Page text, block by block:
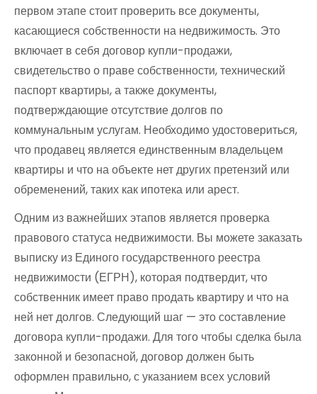
первом этапе стоит проверить все документы,
касающиеся собственности на недвижимость. Это
включает в себя договор купли-продажи,
свидетельство о праве собственности, технический
паспорт квартиры, а также документы,
подтверждающие отсутствие долгов по
коммунальным услугам. Необходимо удостовериться,
что продавец является единственным владельцем
квартиры и что на объекте нет других претензий или
обременений, таких как ипотека или арест.
Одним из важнейших этапов является проверка
правового статуса недвижимости. Вы можете заказать
выписку из Единого государственного реестра
недвижимости (ЕГРН), которая подтвердит, что
собственник имеет право продать квартиру и что на
ней нет долгов. Следующий шаг — это составление
договора купли-продажи. Для того чтобы сделка была
законной и безопасной, договор должен быть
оформлен правильно, с указанием всех условий